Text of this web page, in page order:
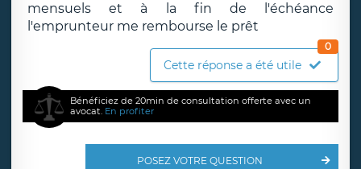
mensuels et à la fin de l'échéance
l'emprunteur me rembourse le prêt
Cette réponse a été utile
0
Bénéficiez de 20min de consultation offerte avec un
avocat. En profiter
POSEZ VOTRE QUESTION